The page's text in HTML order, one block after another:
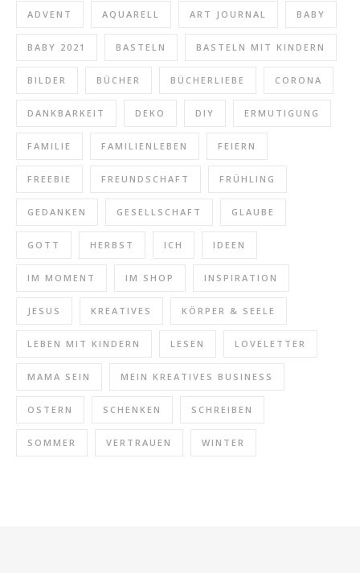
ADVENT AQUARELL ART JOURNAL BABY
BABY 2021 BASTELN BASTELN MIT KINDERN
BILDER BÜCHER BÜCHERLIEBE CORONA
DANKBARKEIT DEKO DIY ERMUTIGUNG
FAMILIE FAMILIENLEBEN FEIERN
FREEBIE FREUNDSCHAFT FRÜHLING
GEDANKEN GESELLSCHAFT GLAUBE
GOTT HERBST ICH IDEEN
IM MOMENT IM SHOP INSPIRATION
JESUS KREATIVES KÖRPER & SEELE
LEBEN MIT KINDERN LESEN LOVELETTER
MAMA SEIN MEIN KREATIVES BUSINESS
OSTERN SCHENKEN SCHREIBEN
SOMMER VERTRAUEN WINTER